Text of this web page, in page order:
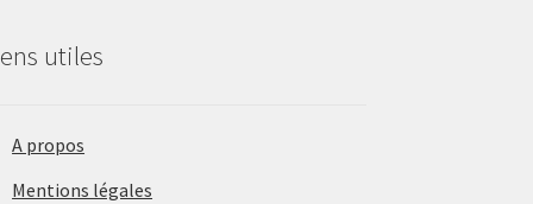
utiles
A propos
Mentions légales